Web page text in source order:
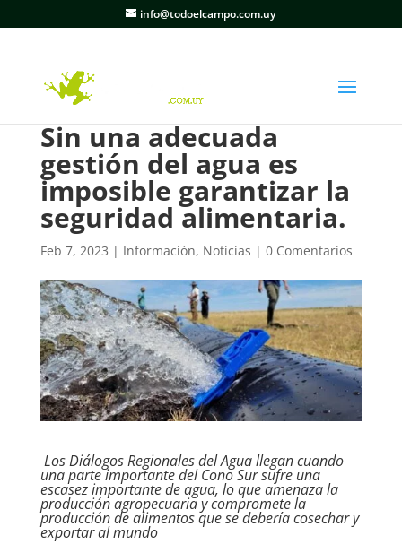
info@todoelcampo.com.uy
Sin una adecuada
gestión del agua es
imposible garantizar la
seguridad alimentaria.
Feb 7, 2023 | Información, Noticias | 0 Comentarios
Los Diálogos Regionales del Agua llegan cuando
una parte importante del Cono Sur sufre una
escasez importante de agua, lo que amenaza la
producción agropecuaria y compromete la
producción de alimentos que se debería cosechar y
exportar al mundo